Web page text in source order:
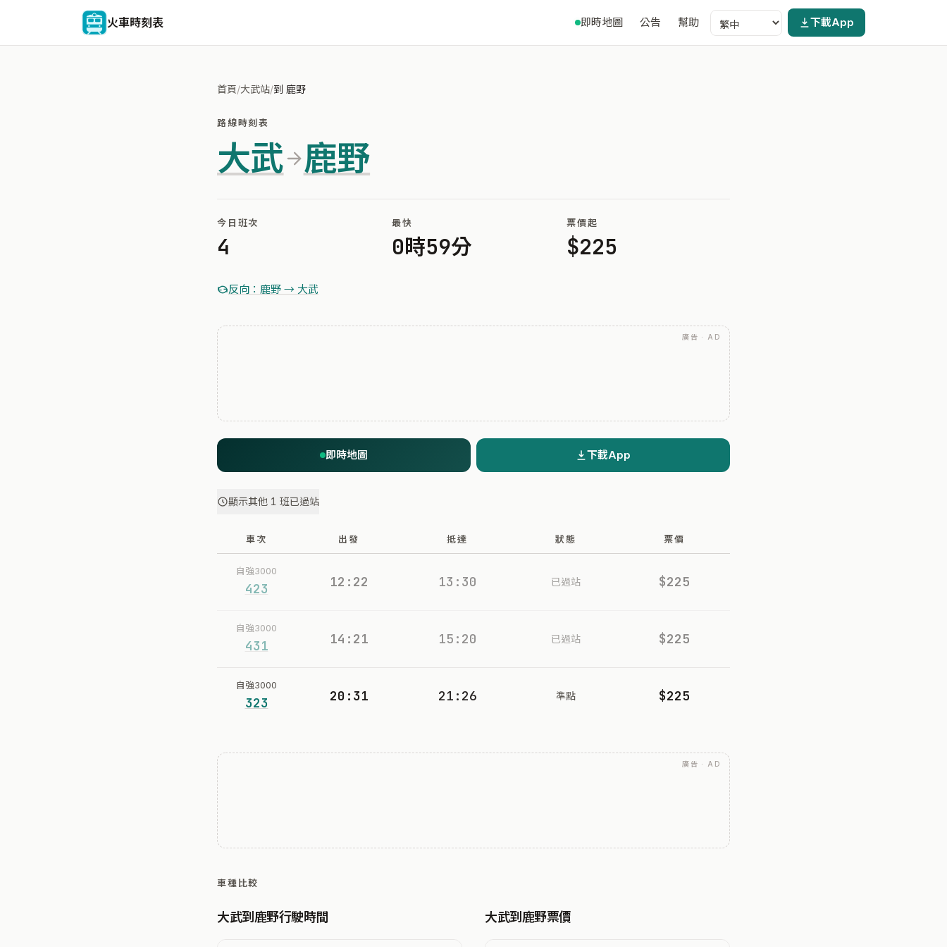
火車時刻表 即時地圖 公告 幫助 下載App
首頁/大武站/到 鹿野
路線時刻表
大武 鹿野
今日班次
4
最快
0時59分
票價起
$225
反向：鹿野 → 大武
廣告 · AD
即時地圖 下載App
顯示其他 1 班已過站
車次 出發 抵達 狀態 票價
自強3000
423 12:22 13:30 已過站 $225
自強3000
431 14:21 15:20 已過站 $225
自強3000
323 20:31 21:26 準點 $225
廣告 · AD
車種比較
大武到鹿野行駛時間 大武到鹿野票價